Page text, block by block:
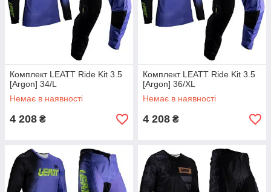
Комплект LEATT Ride Kit 3.5
[Argon] 34/L
Немає в наявності
4 208 ₴
Комплект LEATT Ride Kit 3.5
[Argon] 36/XL
Немає в наявності
4 208 ₴